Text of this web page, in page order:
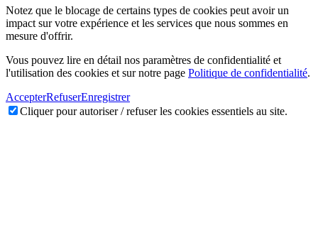
Notez que le blocage de certains types de cookies peut avoir un
impact sur votre expérience et les services que nous sommes en
mesure d'offrir.
Vous pouvez lire en détail nos paramètres de confidentialité et
l'utilisation des cookies et sur notre page Politique de confidentialité.
AccepterRefuserEnregistrer
Cliquer pour autoriser / refuser les cookies essentiels au site.